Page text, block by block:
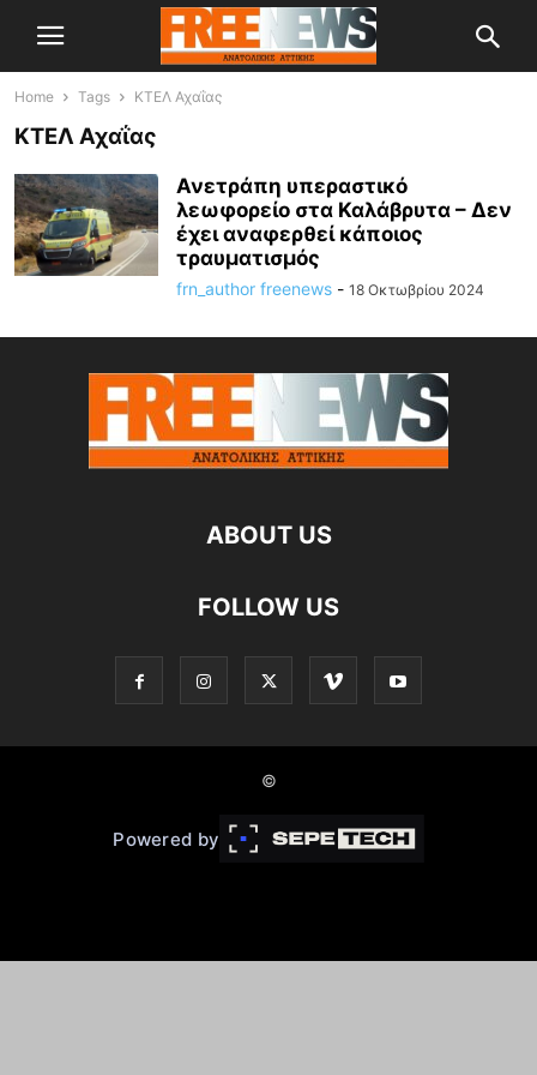
Home Tags ΚΤΕΛ Αχαΐας
ΚΤΕΛ Αχαΐας
Ανετράπη υπεραστικό
λεωφορείο στα Καλάβρυτα – Δεν
έχει αναφερθεί κάποιος
τραυματισμός
frn_author freenews - 18 Οκτωβρίου 2024
ABOUT US
FOLLOW US
©
Powered by